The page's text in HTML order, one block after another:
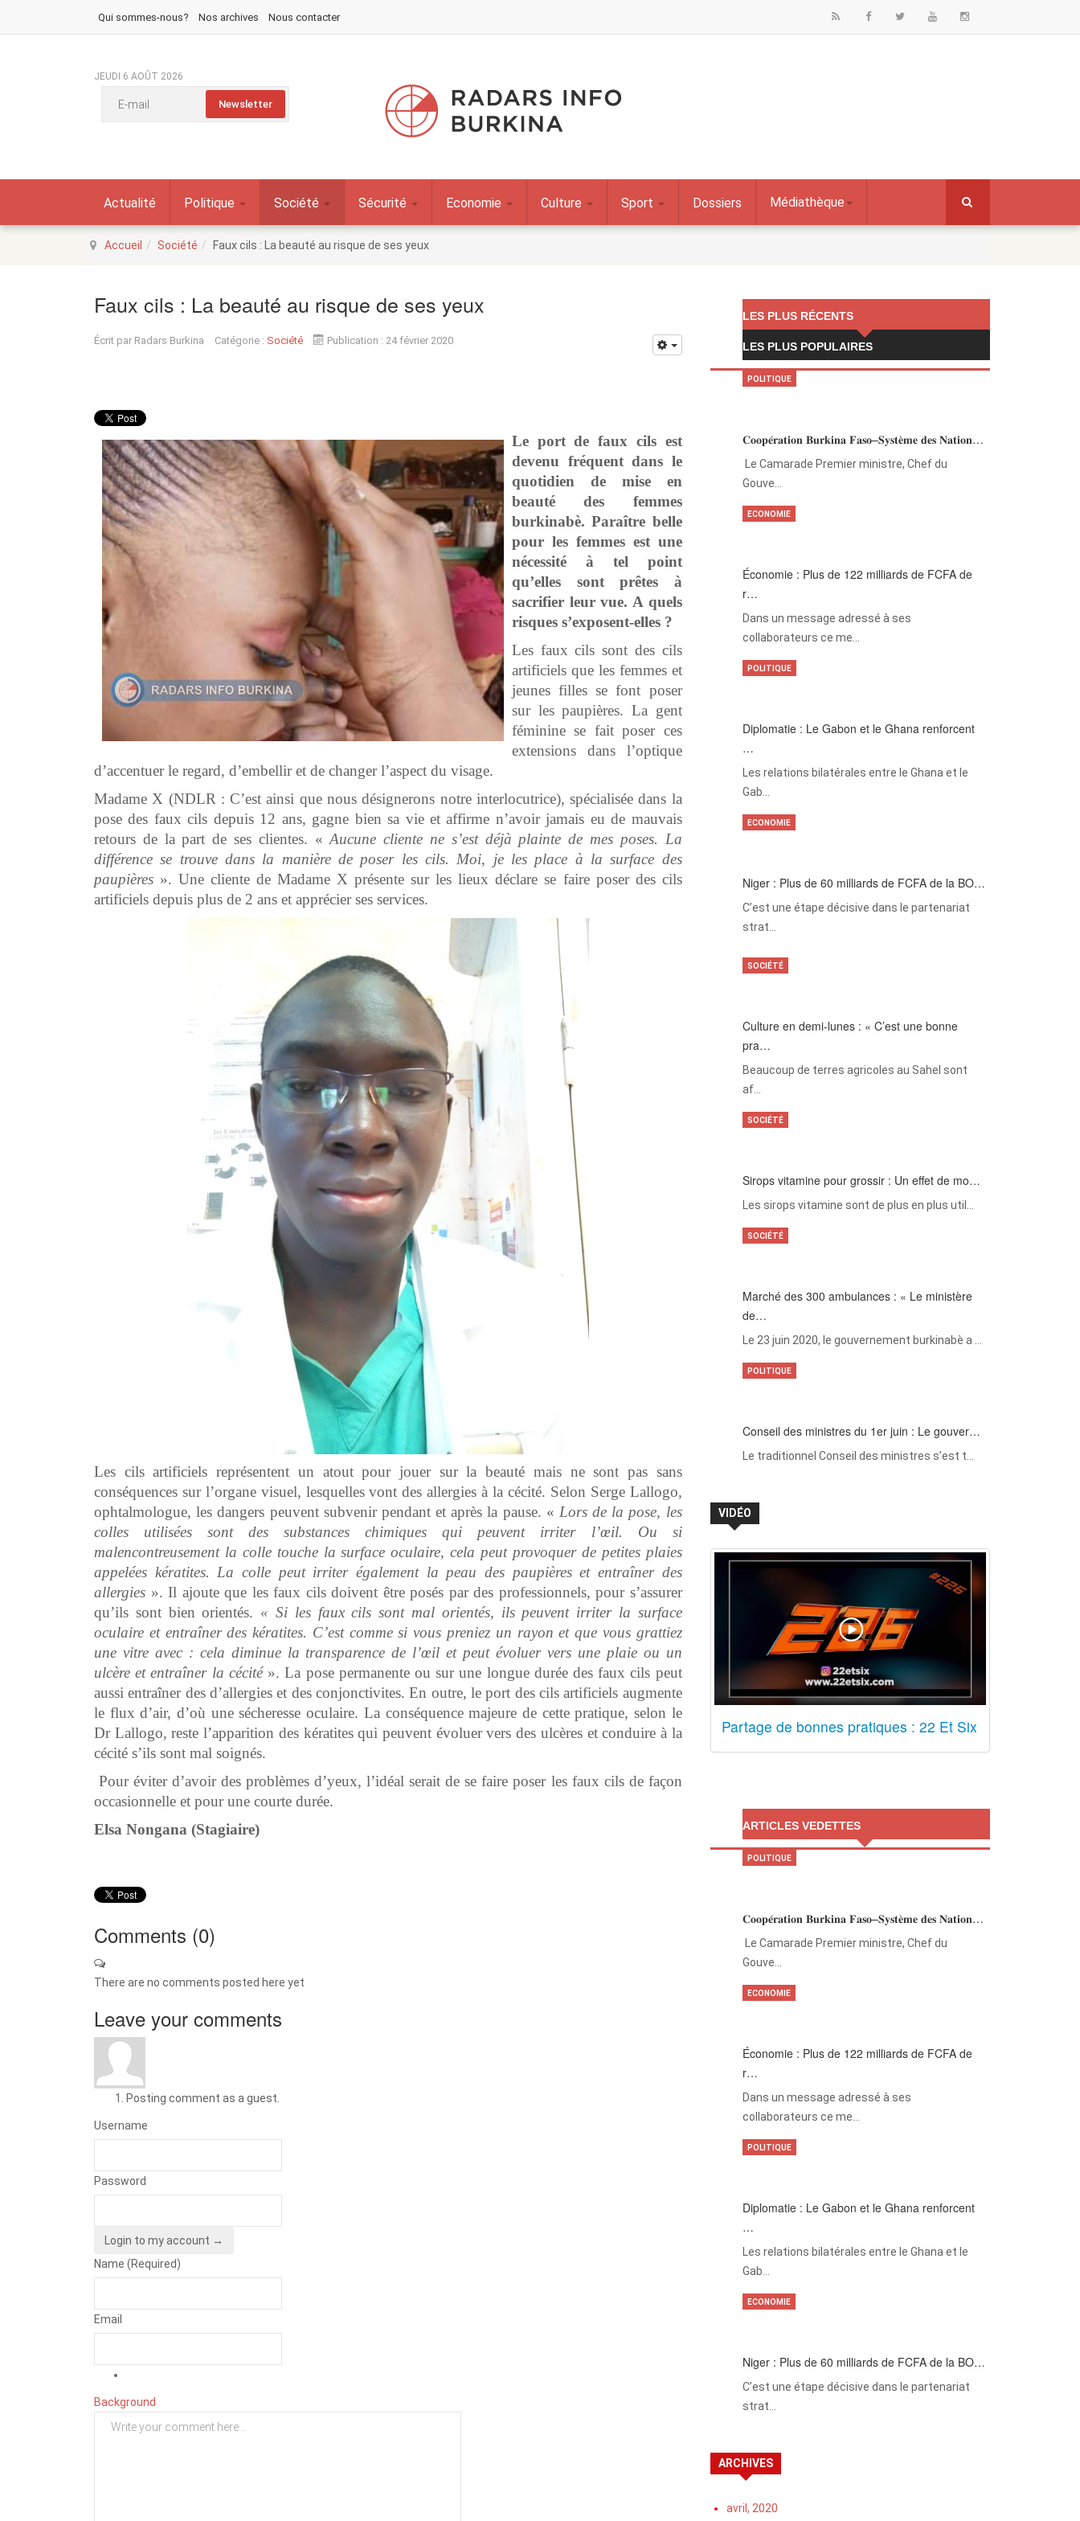
Qui sommes-nous? Nos archives Nous contacter
JEUDI 6 AOÛT 2026
Actualité Politique Société Sécurité Economie Culture Sport Dossiers Médiathèque
Accueil Société Faux cils : La beauté au risque de ses yeux
Faux cils : La beauté au risque de ses yeux
Écrit par Radars Burkina Catégorie : Société Publication : 24 février 2020
Le port de faux cils est
devenu fréquent dans le
quotidien de mise en
beauté des femmes
burkinabè. Paraître belle
pour les femmes est une
nécessité à tel point
qu’elles sont prêtes à
sacrifier leur vue. A quels
risques s’exposent-elles ?
Les faux cils sont des cils
artificiels que les femmes et
jeunes filles se font poser
sur les paupières. La gent
féminine se fait poser ces
extensions dans l’optique
d’accentuer le regard, d’embellir et de changer l’aspect du visage.
Madame X (NDLR : C’est ainsi que nous désignerons notre interlocutrice), spécialisée dans la
pose des faux cils depuis 12 ans, gagne bien sa vie et affirme n’avoir jamais eu de mauvais
retours de la part de ses clientes. «Aucune cliente ne s’est déjà plainte de mes poses. La
différence se trouve dans la manière de poser les cils. Moi, je les place à la surface des
paupières ». Une cliente de Madame X présente sur les lieux déclare se faire poser des cils
artificiels depuis plus de 2 ans et apprécier ses services.
Les cils artificiels représentent un atout pour jouer sur la beauté mais ne sont pas sans
conséquences sur l’organe visuel, lesquelles vont des allergies à la cécité. Selon Serge Lallogo,
ophtalmologue, les dangers peuvent subvenir pendant et après la pause. « Lors de la pose, les
colles utilisées sont des substances chimiques qui peuvent irriter l’œil. Ou si
malencontreusement la colle touche la surface oculaire, cela peut provoquer de petites plaies
appelées kératites. La colle peut irriter également la peau des paupières et entraîner des
allergies ». Il ajoute que les faux cils doivent être posés par des professionnels, pour s’assurer
qu’ils sont bien orientés. « Si les faux cils sont mal orientés, ils peuvent irriter la surface
oculaire et entraîner des kératites. C’est comme si vous preniez un rayon et que vous grattiez
une vitre avec : cela diminue la transparence de l’œil et peut évoluer vers une plaie ou un
ulcère et entraîner la cécité». La pose permanente ou sur une longue durée des faux cils peut
aussi entraîner des d’allergies et des conjonctivites. En outre, le port des cils artificiels augmente
le flux d’air, d’où une sécheresse oculaire. La conséquence majeure de cette pratique, selon le
Dr Lallogo, reste l’apparition des kératites qui peuvent évoluer vers des ulcères et conduire à la
cécité s’ils sont mal soignés.
Pour éviter d’avoir des problèmes d’yeux, l’idéal serait de se faire poser les faux cils de façon
occasionnelle et pour une courte durée.
Elsa Nongana (Stagiaire)
Comments (0)
There are no comments posted here yet
Leave your comments
Posting comment as a guest.
Username
Password
Login to my account →
Name (Required)
Email
Background
LES PLUS RÉCENTS
LES PLUS POPULAIRES
𝐂𝐨𝐨𝐩𝐞́𝐫𝐚𝐭𝐢𝐨𝐧 𝐁𝐮𝐫𝐤𝐢𝐧𝐚 𝐅𝐚𝐬𝐨–𝐒𝐲𝐬𝐭𝐞̀𝐦𝐞 𝐝𝐞𝐬 𝐍𝐚𝐭𝐢𝐨𝐧…
‎Le Camarade Premier ministre, Chef du
Gouve…
POLITIQUE
Économie : Plus de 122 milliards de FCFA de
r…
Dans un message adressé à ses
collaborateurs ce me…
ECONOMIE
Diplomatie : Le Gabon et le Ghana renforcent
…
Les relations bilatérales entre le Ghana et le
Gab…
POLITIQUE
Niger : Plus de 60 milliards de FCFA de la BO…
C’est une étape décisive dans le partenariat
strat…
ECONOMIE
Culture en demi-lunes : « C’est une bonne
pra…
Beaucoup de terres agricoles au Sahel sont
af…
SOCIÉTÉ
Sirops vitamine pour grossir : Un effet de mo…
Les sirops vitamine sont de plus en plus util…
SOCIÉTÉ
Marché des 300 ambulances : « Le ministère
de…
Le 23 juin 2020, le gouvernement burkinabè a …
SOCIÉTÉ
Conseil des ministres du 1er juin : Le gouver…
Le traditionnel Conseil des ministres s’est t…
POLITIQUE
VIDÉO
Partage de bonnes pratiques : 22 Et Six
ARTICLES VEDETTES
𝐂𝐨𝐨𝐩𝐞́𝐫𝐚𝐭𝐢𝐨𝐧 𝐁𝐮𝐫𝐤𝐢𝐧𝐚 𝐅𝐚𝐬𝐨–𝐒𝐲𝐬𝐭𝐞̀𝐦𝐞 𝐝𝐞𝐬 𝐍𝐚𝐭𝐢𝐨𝐧…
‎Le Camarade Premier ministre, Chef du
Gouve…
POLITIQUE
Économie : Plus de 122 milliards de FCFA de
r…
Dans un message adressé à ses
collaborateurs ce me…
ECONOMIE
Diplomatie : Le Gabon et le Ghana renforcent
…
Les relations bilatérales entre le Ghana et le
Gab…
POLITIQUE
Niger : Plus de 60 milliards de FCFA de la BO…
C’est une étape décisive dans le partenariat
strat…
ECONOMIE
ARCHIVES
avril, 2020